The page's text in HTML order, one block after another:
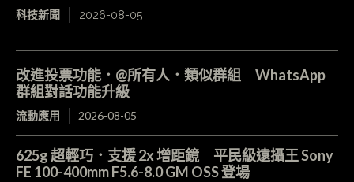
科技新聞 2026-08-05
改進投票功能．@所有人．類似群組 WhatsApp
群組對話功能升級
流動應用 2026-08-05
625g 超輕巧．支援 2x 增距鏡 平民級遠攝王 Sony
FE 100-400mm F5.6-8.0 GM OSS 登場